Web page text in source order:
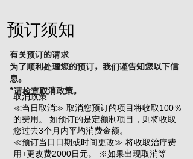
预订须知
有关预订的请求
为了顺利处理您的预订，我们谨告知您以下信
息。
*请检查取消政策。
取消政策
≪当日取消≫ 取消您预订的项目将收取100％
的费用。 如预订的是定额制项目，则将收取
您过去3个月内平均消费金额。
≪预订当日日期或时间更改≫ 将收取治疗费
用+更改费2000日元。 ※如果出现取消等